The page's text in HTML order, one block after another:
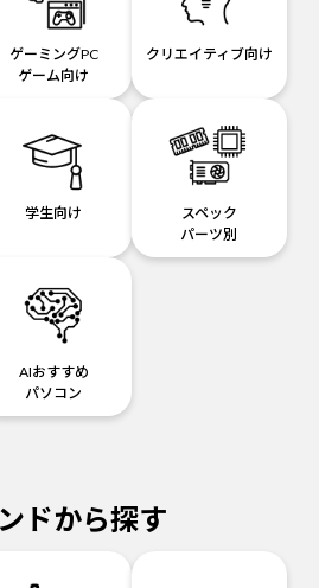
ゲーミングPC
ゲーム向け
クリエイティブ向け
学生向け
スペック
パーツ別
AIおすすめ
パソコン
ドから探す